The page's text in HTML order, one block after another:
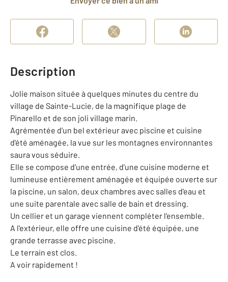
Description
Jolie maison située à quelques minutes du centre du
village de Sainte-Lucie, de la magnifique plage de
Pinarello et de son joli village marin.
Agrémentée d'un bel extérieur avec piscine et cuisine
d'été aménagée, la vue sur les montagnes environnantes
saura vous séduire.
Elle se compose d'une entrée, d'une cuisine moderne et
lumineuse entièrement aménagée et équipée ouverte sur
la piscine, un salon, deux chambres avec salles d'eau et
une suite parentale avec salle de bain et dressing.
Un cellier et un garage viennent compléter l'ensemble.
A l'extérieur, elle offre une cuisine d'été équipée, une
grande terrasse avec piscine.
Le terrain est clos.
A voir rapidement !